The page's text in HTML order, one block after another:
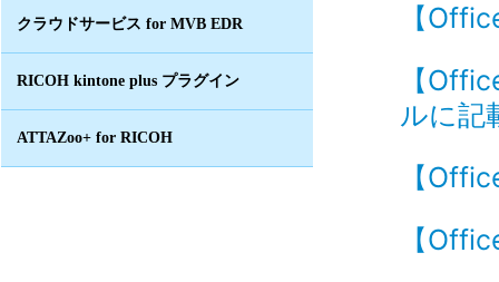
クラウドサービス for MVB EDR
RICOH kintone plus プラグイン
ATTAZoo+ for RICOH
【
【
ルに記
【
【